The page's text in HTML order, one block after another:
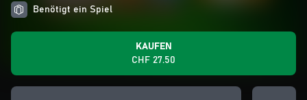
Benötigt ein Spiel
KAUFEN
CHF 27.50